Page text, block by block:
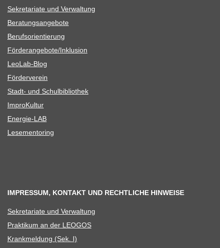
Sekre­ta­riate und Verwaltung
Bera­tungs­an­ge­bote
Berufs­ori­en­tie­rung
Förderangebote/​​Inklusion
Leo­Lab-Blog
För­der­ver­ein
Stadt- und Schulbibliothek
Impro­Kul­tur
Ener­­gie-LAB
Lese­men­to­ring
IMPRESSUM, KONTAKT UND RECHTLICHE HINWEISE
Sekre­ta­riate und Verwaltung
Prak­ti­kum an der LEOGOS
Krank­mel­dung (Sek. I)